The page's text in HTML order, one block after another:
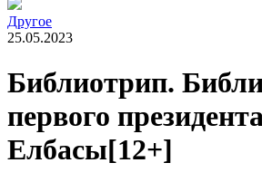
Другое
25.05.2023
Библиотрип.
первого
Елбасы[12+]